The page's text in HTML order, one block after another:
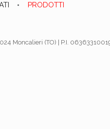
PRODOTTI
Moncalieri (TO) | P.I.